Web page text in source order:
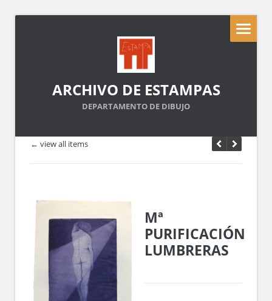
ARCHIVO DE ESTAMPAS
DEPARTAMENTO DE DIBUJO
← view all items
Mª
PURIFICACIÓN
LUMBRERAS